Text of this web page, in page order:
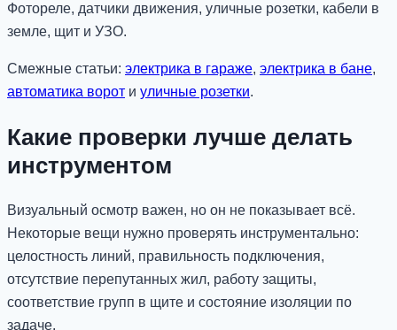
Фотореле, датчики движения, уличные розетки, кабели в
земле, щит и УЗО.
Смежные статьи: электрика в гараже, электрика в бане,
автоматика ворот и уличные розетки.
Какие проверки лучше делать
инструментом
Визуальный осмотр важен, но он не показывает всё.
Некоторые вещи нужно проверять инструментально:
целостность линий, правильность подключения,
отсутствие перепутанных жил, работу защиты,
соответствие групп в щите и состояние изоляции по
задаче.